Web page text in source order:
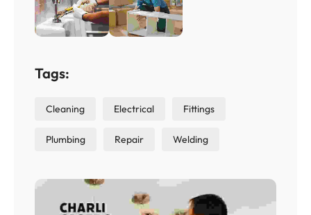
Tags:
Cleaning Electrical Fittings
Plumbing Repair Welding